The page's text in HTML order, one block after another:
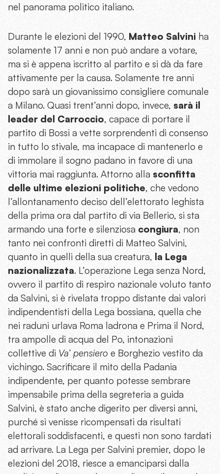
nel panorama politico italiano.
Durante le elezioni del 1990, Matteo Salvini ha
solamente 17 anni e non può andare a votare,
ma si è appena iscritto al partito e si dà da fare
attivamente per la causa. Solamente tre anni
dopo sarà un giovanissimo consigliere comunale
a Milano. Quasi trent’anni dopo, invece, sarà il
leader del Carroccio, capace di portare il
partito di Bossi a vette sorprendenti di consenso
in tutto lo stivale, ma incapace di mantenerlo e
di immolare il sogno padano in favore di una
vittoria mai raggiunta. Attorno alla sconfitta
delle ultime elezioni politiche, che vedono
l’allontanamento deciso dell’elettorato leghista
della prima ora dal partito di via Bellerio, si sta
armando una forte e silenziosa congiura, non
tanto nei confronti diretti di Matteo Salvini,
quanto in quelli della sua creatura, la Lega
nazionalizzata. L’operazione Lega senza Nord,
ovvero il partito di respiro nazionale voluto tanto
da Salvini, si è rivelata troppo distante dai valori
indipendentisti della Lega bossiana, quella che
nei raduni urlava Roma ladrona e Prima il Nord,
tra ampolle di acqua del Po, intonazioni
collettive di Va’ pensiero e Borghezio vestito da
vichingo. Sacrificare il mito della Padania
indipendente, per quanto potesse sembrare
impensabile prima della segreteria a guida
Salvini, è stato anche digerito per diversi anni,
purché si venisse ricompensati da risultati
elettorali soddisfacenti, e questi non sono tardati
ad arrivare. La Lega per Salvini premier, dopo le
elezioni del 2018, riesce a emanciparsi dalla